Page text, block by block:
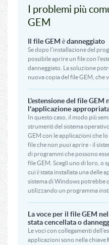
I problemi più
GEM
Il file GEM è danneggiato
Se dopo l'installazione del
possibile aprire un file con
danneggiato. La soluzione
nuova copia del file GEM, che
L'estensione del file GEM
l'applicazione
In questo caso, il modo più
strumenti del sistema
GEM con le applicazioni che
file che non puoi aprire - il
di programmi che possono
file GEM. Scegli uno di loro, o
cui è stata installata una delle
sistema di Windows potrebbe
utilizzando un programma
La voce per il file GEM
stata cencellata o
Le voci con collegamenti
applicazioni sono nella chiave